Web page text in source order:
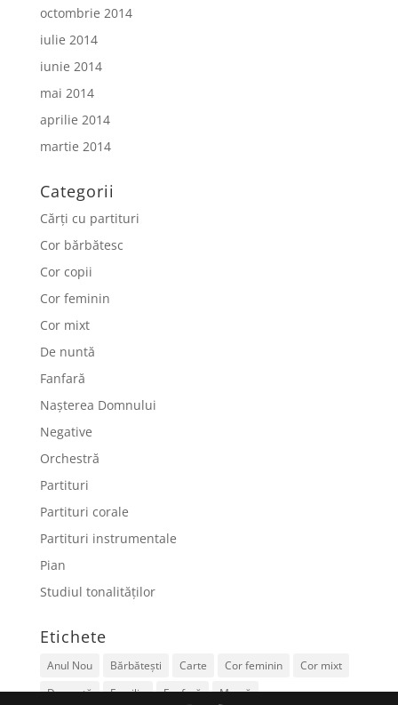
octombrie 2014
iulie 2014
iunie 2014
mai 2014
aprilie 2014
martie 2014
Categorii
Cărți cu partituri
Cor bărbătesc
Cor copii
Cor feminin
Cor mixt
De nuntă
Fanfară
Nașterea Domnului
Negative
Orchestră
Partituri
Partituri corale
Partituri instrumentale
Pian
Studiul tonalităților
Etichete
Anul Nou Bărbătești Carte Cor feminin
Cor mixt
De nuntă
Familie Fanfară Mamă